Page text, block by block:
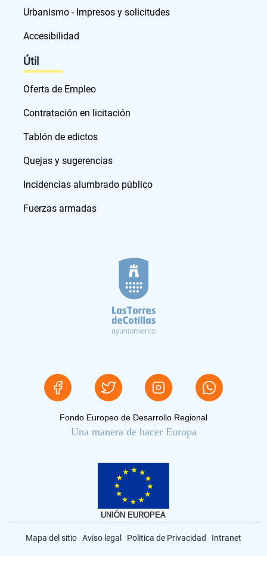
Urbanismo - Impresos y solicitudes
Accesibilidad
Útil
Oferta de Empleo
Contratación en licitación
Tablón de edictos
Quejas y sugerencias
Incidencias alumbrado público
Fuerzas armadas
Fondo Europeo de Desarrollo Regional
Una manera de hacer Europa
Mapa del sitio Aviso legal Politica de Privacidad Intranet